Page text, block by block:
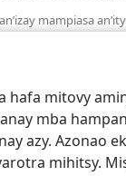
mitovy
mba
azy. Azonao
mihitsy.
mampiasa